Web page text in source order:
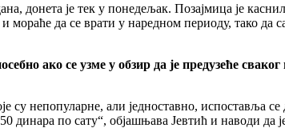
донета jе тек у понедељак. Позаjмица jе
да се врати у наредном периоду, тако
ако се узме у обзир да jе предузеће
су непопуларне, али jедноставно, испоставља
по сату“, обjашњава Јевтић и наводи да